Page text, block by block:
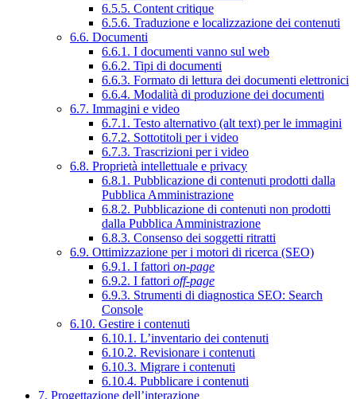
6.5.5. Content critique
6.5.6. Traduzione e localizzazione dei contenuti
6.6. Documenti
6.6.1. I documenti vanno sul web
6.6.2. Tipi di documenti
6.6.3. Formato di lettura dei documenti elettronici
6.6.4. Modalità di produzione dei documenti
6.7. Immagini e video
6.7.1. Testo alternativo (alt text) per le immagini
6.7.2. Sottotitoli per i video
6.7.3. Trascrizioni per i video
6.8. Proprietà intellettuale e privacy
6.8.1. Pubblicazione di contenuti prodotti dalla
Pubblica Amministrazione
6.8.2. Pubblicazione di contenuti non prodotti
dalla Pubblica Amministrazione
6.8.3. Consenso dei soggetti ritratti
6.9. Ottimizzazione per i motori di ricerca (SEO)
6.9.1. I fattori on-page
6.9.2. I fattori off-page
6.9.3. Strumenti di diagnostica SEO: Search
Console
6.10. Gestire i contenuti
6.10.1. L’inventario dei contenuti
6.10.2. Revisionare i contenuti
6.10.3. Migrare i contenuti
6.10.4. Pubblicare i contenuti
7. Progettazione dell’interazione